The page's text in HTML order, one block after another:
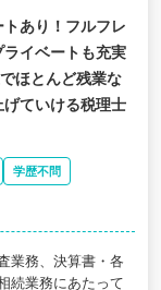
トあり！フルフレ
イベートも充実
ほとんど残業な
ていける税理士
学歴不問
業務、決算書・各
続業務にあたって